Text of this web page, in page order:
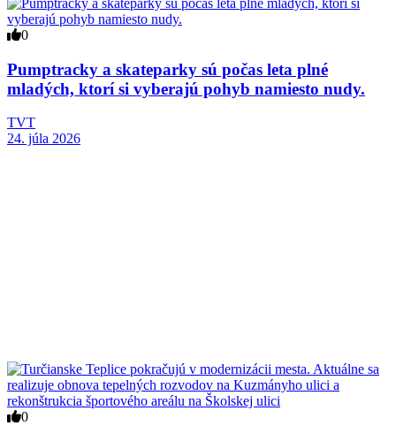
0
Pumptracky a skateparky sú počas leta plné
mladých, ktorí si vyberajú pohyb namiesto nudy.
TVT
24. júla 2026
0